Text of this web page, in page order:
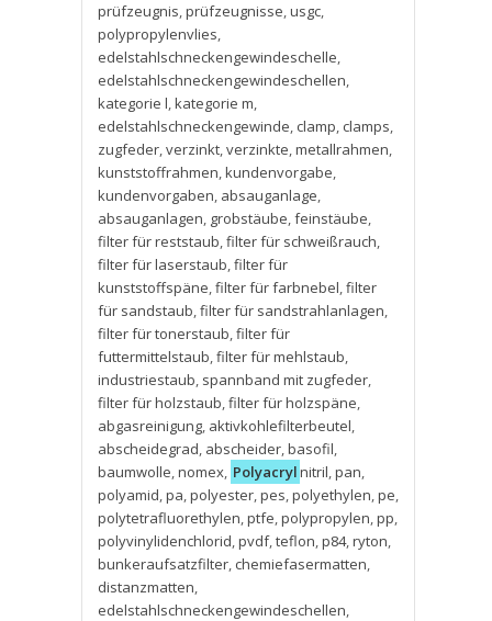
prüfzeugnis,prüfzeugnisse,usgc,
polypropylenvlies,
edelstahlschneckengewindeschelle,
edelstahlschneckengewindeschellen,
kategorie l,kategorie m,
edelstahlschneckengewinde, clamp, clamps,
zugfeder,verzinkt,verzinkte,metallrahmen,
kunststoffrahmen,kundenvorgabe,
kundenvorgaben, absauganlage,
absauganlagen, grobstäube,feinstäube,
filter für reststaub,filter für schweißrauch,
filter für laserstaub,filter für
kunststoffspäne,filter für farbnebel,filter
für sandstaub,filter für sandstrahlanlagen,
filter für tonerstaub,filter für
futtermittelstaub,filter für mehlstaub,
industriestaub, spannband mit zugfeder,
filter für holzstaub,filter für holzspäne,
abgasreinigung, aktivkohlefilterbeutel,
abscheidegrad, abscheider,basofil,
baumwolle,nomex, Polyacrylnitril,pan,
polyamid,pa,polyester,pes,polyethylen,pe,
polytetrafluorethylen,ptfe,polypropylen,pp,
polyvinylidenchlorid,pvdf,teflon,p84,ryton,
bunkeraufsatzfilter, chemiefasermatten,
distanzmatten,
edelstahlschneckengewindeschellen,